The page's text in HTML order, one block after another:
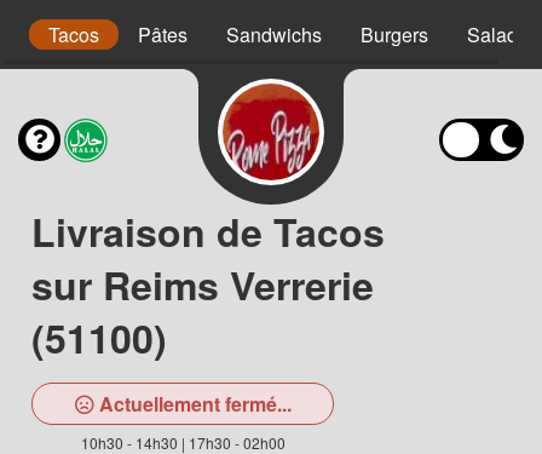
Tacos Pâtes Sandwichs Burgers Salades
Livraison de Tacos
sur Reims Verrerie
(51100)
Actuellement fermé...
10h30 - 14h30 | 17h30 - 02h00